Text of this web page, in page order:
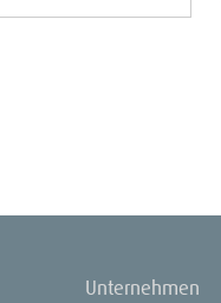
Unternehmen